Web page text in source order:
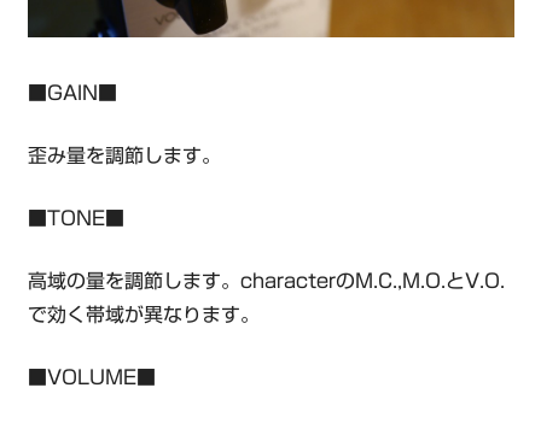
■GAIN■
歪み量を調節します。
■TONE■
高域の量を調節します。characterのM.C.,M.O.とV.O.
で効く帯域が異なります。
■VOLUME■